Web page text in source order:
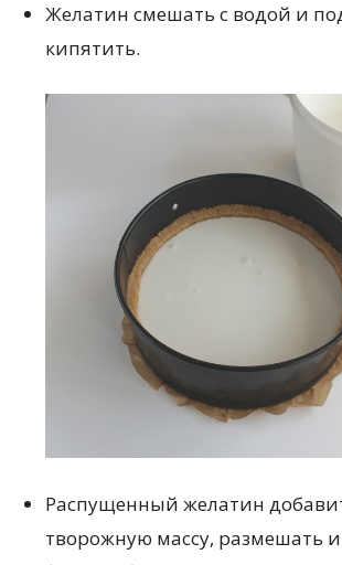
Желатин смешать с водой и
кипятить.
Распущенный желатин
творожную массу, размешать